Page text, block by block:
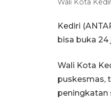
Wali Kota
Kediri
bisa buka
Wali Kota
puskesmas,
peningkatan